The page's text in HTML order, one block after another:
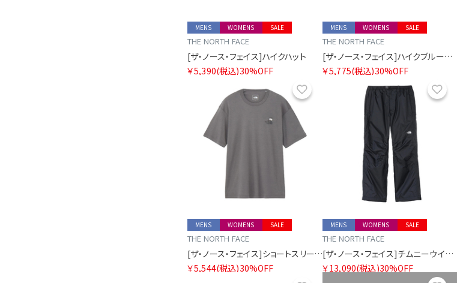
SALE
MENS WOMENS
THE NORTH FACE
[ザ・ノース・フェイス]ハイクハット
￥5,390(税込)30%OFF
SALE
MENS WOMENS
THE NORTH FACE
[ザ・ノース・フェイス]ハイクブルームハット
￥5,775(税込)30%OFF
SALE
MENS WOMENS
THE NORTH FACE
[ザ・ノース・フェイス]ショートスリーブズーピッカーティー
￥5,544(税込)30%OFF
SALE
MENS WOMENS
THE NORTH FACE
[ザ・ノース・フェイス]チムニーウインドパンツ
￥13,090(税込)30%OFF